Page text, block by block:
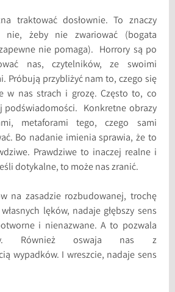
traktować dosłownie. To znaczy
żeby nie zwariować (bogata
nie pomaga). Horrory są po
nas, czytelników, ze swoimi
Próbują przybliżyć nam to, czego się
w nas strach i grozę. Często to, co
podświadomości. Konkretne obrazy
metaforami tego, czego sami
Bo nadanie imienia sprawia, że to
Prawdziwe to inaczej realne i
dotykalne, to może nas zranić.
na zasadzie rozbudowanej, trochę
lęków, nadaje głębszy sens
i nienazwane. A to pozwala
Również oswaja nas z
wypadków. I wreszcie, nadaje sens